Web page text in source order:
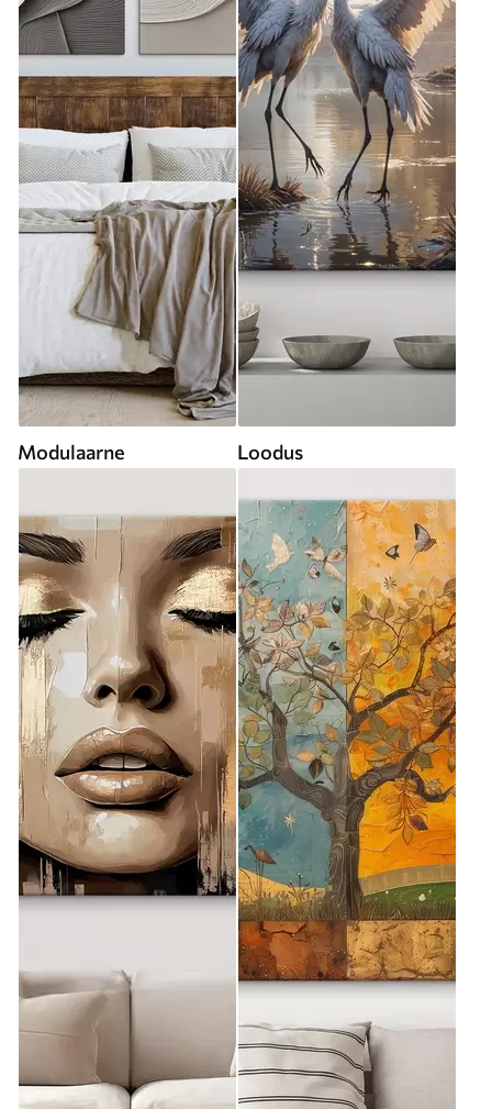
Modulaarne Loodus